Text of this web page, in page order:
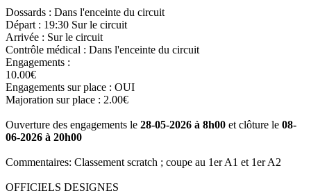
Dossards : Dans l'enceinte du circuit
Départ : 19:30 Sur le circuit
Arrivée : Sur le circuit
Contrôle médical : Dans l'enceinte du circuit
Engagements :
10.00€
Engagements sur place : OUI
Majoration sur place : 2.00€
Ouverture des engagements le 28-05-2026 à 8h00 et clôture le 08-
06-2026 à 20h00
Commentaires: Classement scratch ; coupe au 1er A1 et 1er A2
OFFICIELS DESIGNES